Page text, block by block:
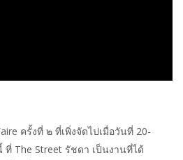
ครั้งที่ ๒ ที่เพิ่งจัดไปเมื่อวันที่ 20-
ที่ The Street รัชดา เป็นงานที่ได้